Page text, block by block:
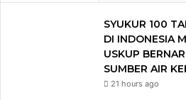
SYUKUR 100
DI INDONESIA
USKUP
SUMBER AIR
21 hours ago